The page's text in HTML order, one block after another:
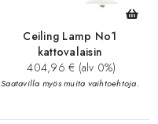
Ceiling Lamp No1
kattovalaisin
404,96 € (alv 0%)
Saatavilla myös muita vaihtoehtoja.